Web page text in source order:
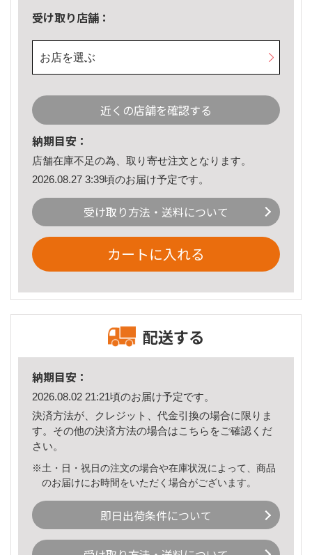
受け取り店舗：
お店を選ぶ
近くの店舗を確認する
納期目安：
店舗在庫不足の為、取り寄せ注文となります。
2026.08.27 3:39頃のお届け予定です。
受け取り方法・送料について
カートに入れる
配送する
納期目安：
2026.08.02 21:21頃のお届け予定です。
決済方法が、クレジット、代金引換の場合に限りま
す。その他の決済方法の場合はこちら をご確認くだ
さい。
※土・日・祝日の注文の場合や在庫状況によって、商品
のお届けにお時間をいただく場合がございます。
即日出荷条件について